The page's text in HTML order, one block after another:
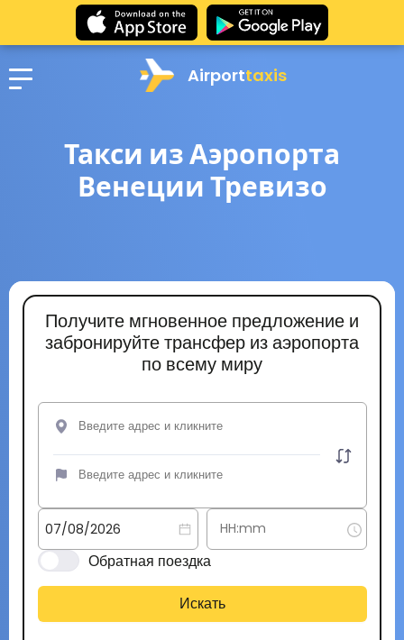
Airporttaxis
Такси из Аэропорта
Венеции Тревизо
Получите мгновенное предложение и
забронируйте трансфер из аэропорта
по всему миру
Обратная поездка
Искать